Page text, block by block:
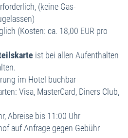
(keine Gas-
(Kosten: ca. 18,00 EUR pro
ist bei allen Aufenthalten
im Hotel buchbar
Visa, MasterCard, Diners Club,
Abreise bis 11:00 Uhr
auf Anfrage gegen Gebühr